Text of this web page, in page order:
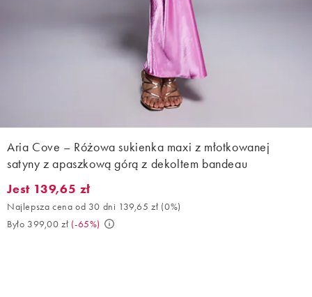
Aria Cove – Różowa sukienka maxi z młotkowanej
satyny z apaszkową górą z dekoltem bandeau
Jest 139,65 zł. Najlepsza cena od 30 dni 139,65 zł (0%). Było
Jest 139,65 zł
Najlepsza cena od 30 dni 139,65 zł (0%)
Było 399,00 zł (-65%)